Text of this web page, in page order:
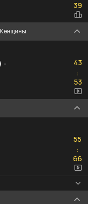
39
Женщины
-
43
:53
53
55
:66
66